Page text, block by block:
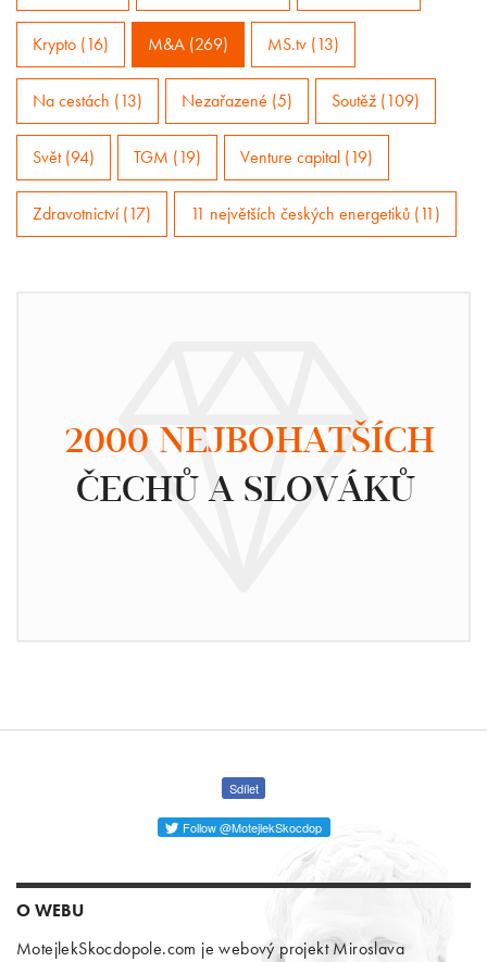
Krypto (16) M&A (269) MS.tv (13)
Na cestách (13) Nezařazené (5) Soutěž (109)
Svět (94) TGM (19) Venture capital (19)
Zdravotnictví (17) 11 největších českých energetiků (11)
2000 NEJBOHATŠÍCH
ČECHŮ A SLOVÁKŮ
Sdílet
Follow @MotejlekSkocdop
O WEBU
MotejlekSkocdopole.com je webový projekt Miroslava